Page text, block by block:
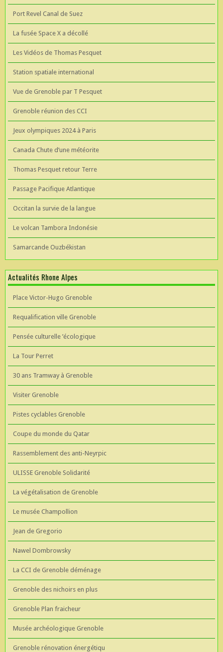
Port Revel Canal de Suez
La fusée Space X a décollé
Les Vidéos de Thomas Pesquet
Station spatiale international
Vue de Grenoble par T Pesquet
Grenoble réunion des CCI
Jeux olympiques 2024 à Paris
Canada Chute d’une météorite
Thomas Pesquet retour Terre
Passage Pacifique Atlantique
Occitan la survie de la langue
Le volcan Tambora Indonésie
Samarcande Ouzbékistan
Actualités Rhone Alpes
Place Victor-Hugo Grenoble
Requalification ville Grenoble
Pensée culturelle ’écologique
La Tour Perret
30 ans Tramway à Grenoble
Visiter Grenoble
Pistes cyclables Grenoble
Coupe du monde du Qatar
Rassemblement des anti-Neyrpic
ULISSE Grenoble Solidarité
La végétalisation de Grenoble
Le musée Champollion
Jean de Gregorio
Nawel Dombrowsky
La CCI de Grenoble déménage
Grenoble des nichoirs en plus
Grenoble Plan fraicheur
Musée archéologique Grenoble
Grenoble rénovation énergétiqu